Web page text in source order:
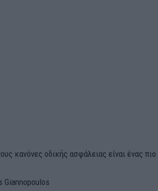
κανόνες οδικής ασφάλειας είναι ένας
Giannopoulos